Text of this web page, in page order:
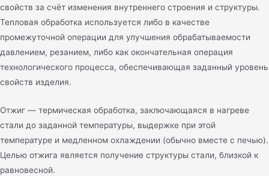
свойств за счёт изменения внутреннего строения и структуры.
Тепловая обработка используется либо в качестве
промежуточной операции для улучшения обрабатываемости
давлением, резанием, либо как окончательная операция
технологического процесса, обеспечивающая заданный уровень
свойств изделия.
Отжиг — термическая обработка, заключающаяся в нагреве
стали до заданной температуры, выдержке при этой
температуре и медленном охлаждении (обычно вместе с печью).
Целью отжига является получение структуры стали, близкой к
равновесной.